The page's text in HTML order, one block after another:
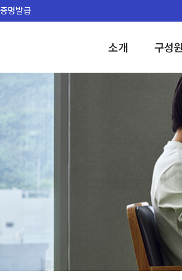
증명발급
소개 구성원